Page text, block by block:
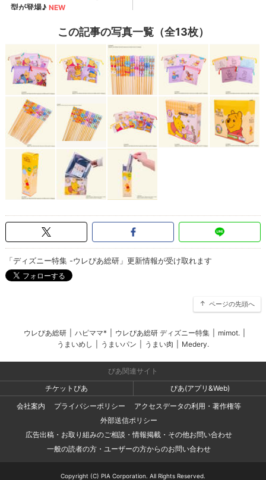
この記事の写真一覧（全13枚）
「ディズニー特集 -ウレぴあ総研」更新情報が受け取れます
ページの先頭へ
ウレぴあ総研 ハピママ* ウレぴあ総研 ディズニー特集 mimot.
うまいめし
うまいパン うまい肉 Medery.
ぴあ関連サイト
チケットぴあ
ぴあ(アプリ&Web)
会社案内
プライバシーポリシー
アクセスデータの利用・著作権等
外部送信ポリシー
広告出稿・お取り組みのご相談・情報掲載・その他お問い合わせ
一般の読者の方・ユーザーの方からのお問い合わせ
Copyright (C) PIA Corporation. All Rights Reserved.